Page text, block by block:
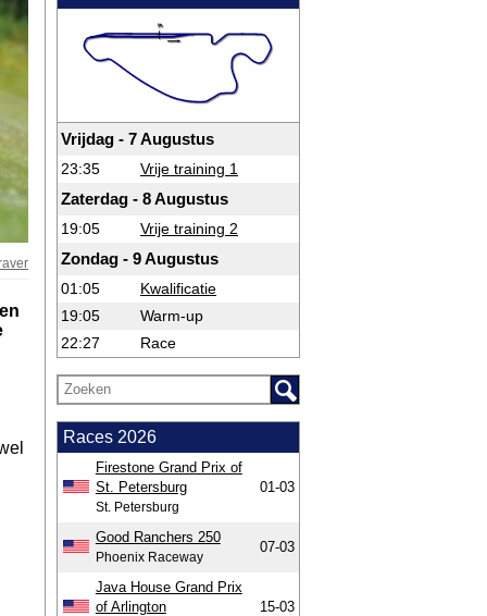
Vrijdag - 7 Augustus
23:35 Vrije training 1
Zaterdag - 8 Augustus
19:05 Vrije training 2
Zondag - 9 Augustus
01:05
Kwalificatie
19:05
Warm-up
22:27
Race
Races 2026
Firestone Grand Prix of
St. Petersburg
St. Petersburg
01-03
Good Ranchers 250
Phoenix Raceway
07-03
Java House Grand Prix
of Arlington
15-03